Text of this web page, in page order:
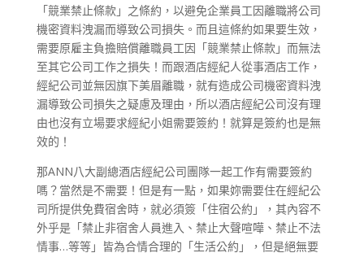
「競業禁止條款」之條約，以避免企業員工因離職將公司
機密資料洩漏而導致公司損失。而且這條約如果要生效，
需要原雇主負擔賠償離職員工因「競業禁止條款」而無法
至其它公司工作之損失！而跟酒店經紀人從事酒店工作，
經紀公司並無因旗下美眉離職，就有造成公司機密資料洩
漏導致公司損失之疑慮及理由，所以酒店經紀公司沒有理
由也沒有立場要求經紀小姐需要簽約！就算是簽約也是無
效的！
那ANN八大副總酒店經紀公司團隊一起工作有需要簽約
嗎？當然是不需要！但是有一點，如果妳需要住在經紀公
司所提供免費宿舍時，就必須簽「住宿公約」，其內容不
外乎是「禁止非宿舍人員進入、禁止大聲喧嘩、禁止不法
情事…等等」皆為合情合理的「生活公約」，但是絕無要